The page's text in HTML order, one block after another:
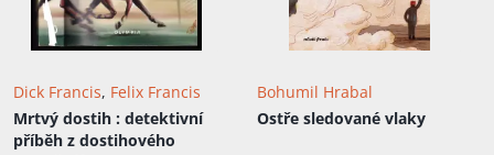
Dick Francis, Felix Francis
Mrtvý dostih : detektivní
příběh z dostihového
Bohumil Hrabal
Ostře sledované vlaky